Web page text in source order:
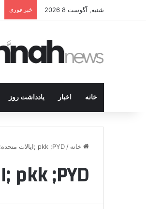
شنبه, آگوست 8 2026 خبر فوری
خانه اخبار یادداشت روز
خانه / pkk ;PYD ;ایالات متحده; تهدیدی
pkk ;PYD ;ایالات متحده; تهدیدی